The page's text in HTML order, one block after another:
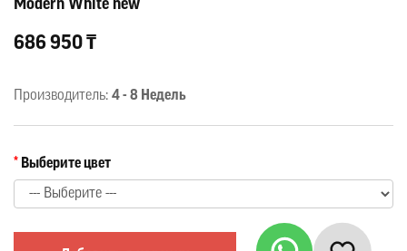
Modern White new
686 950 ₸
Производитель: 4 - 8 Недель
Выберите цвет